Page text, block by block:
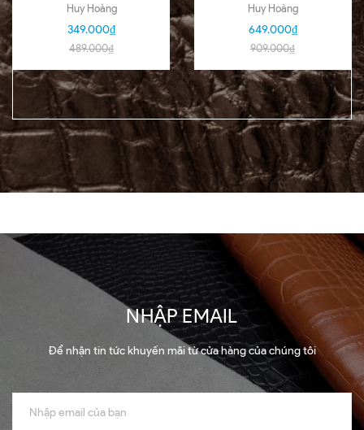
Hoàng nhiều loại nhiều
màu HD7140-51
Huy Hoàng
349.000₫
489.000₫
loại màu đen HD7101-
02-03-04-05-06-07-
09-16
Huy Hoàng
649.000₫
909.000₫
NHẬP EMAIL
Để nhận tin tức khuyến mãi từ cửa hàng của chúng tôi